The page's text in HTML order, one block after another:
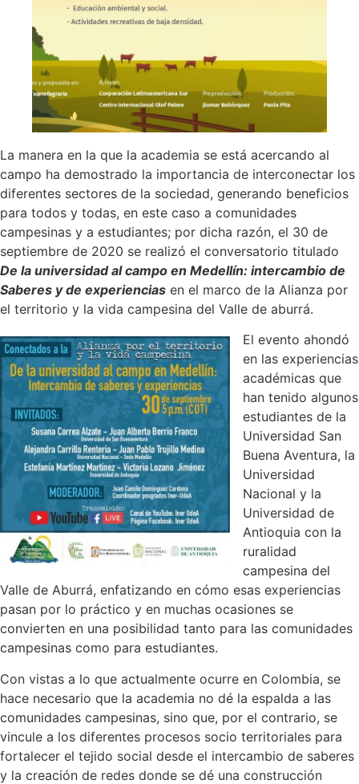
La manera en la que la academia se está acercando al
campo ha demostrado la importancia de interconectar los
diferentes sectores de la sociedad, generando beneficios
para todos y todas, en este caso a comunidades
campesinas y a estudiantes; por dicha razón, el 30 de
septiembre de 2020 se realizó el conversatorio titulado
De la universidad al campo en Medellín: intercambio de
Saberes y de experiencias en el marco de la Alianza por
el territorio y la vida campesina del Valle de aburrá.
El evento ahondó
en las experiencias
académicas que
han tenido algunos
estudiantes de la
Universidad San
Buena Aventura, la
Universidad
Nacional y la
Universidad de
Antioquia con la
ruralidad
campesina del
Valle de Aburrá, enfatizando en cómo esas experiencias
pasan por lo práctico y en muchas ocasiones se
convierten en una posibilidad tanto para las comunidades
campesinas como para estudiantes.
Con vistas a lo que actualmente ocurre en Colombia, se
hace necesario que la academia no dé la espalda a las
comunidades campesinas, sino que, por el contrario, se
vincule a los diferentes procesos socio territoriales para
fortalecer el tejido social desde el intercambio de saberes
y la creación de redes donde se dé una construcción